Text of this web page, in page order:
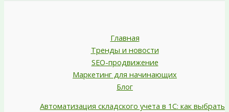
Главная
Тренды и новости
SEO-продвижение
Маркетинг для начинающих
Блог
Автоматизация складского учета в 1С: как выбрать